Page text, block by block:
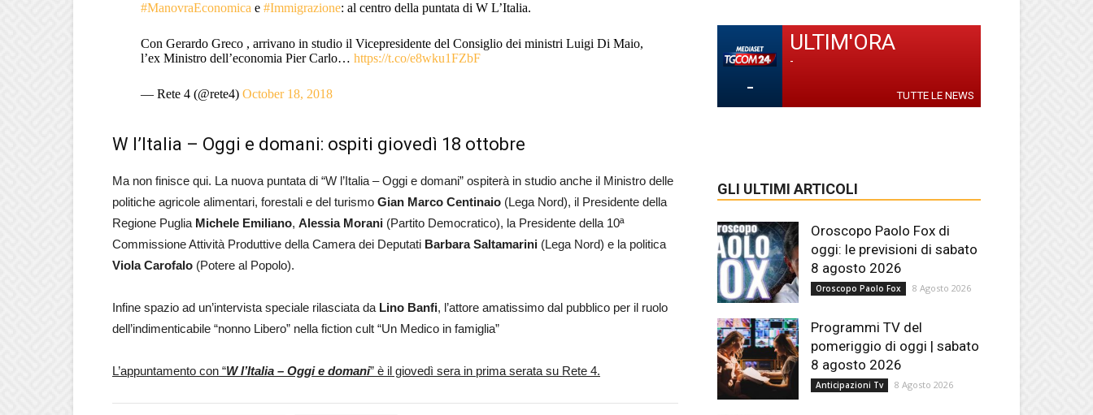
#ManovraEconomica e #Immigrazione: al centro della puntata di W L’Italia.
Con Gerardo Greco , arrivano in studio il Vicepresidente del Consiglio dei ministri Luigi Di Maio,
l’ex Ministro dell’economia Pier Carlo… https://t.co/e8wku1FZbF
— Rete 4 (@rete4) October 18, 2018
W l’Italia – Oggi e domani: ospiti giovedì 18 ottobre
Ma non finisce qui. La nuova puntata di “W l’Italia – Oggi e domani” ospiterà in studio anche il Ministro delle
politiche agricole alimentari, forestali e del turismo Gian Marco Centinaio (Lega Nord), il Presidente della
Regione Puglia Michele Emiliano, Alessia Morani (Partito Democratico), la Presidente della 10ª
Commissione Attività Produttive della Camera dei Deputati Barbara Saltamarini (Lega Nord) e la politica
Viola Carofalo (Potere al Popolo).
Infine spazio ad un’intervista speciale rilasciata da Lino Banfi, l’attore amatissimo dal pubblico per il ruolo
dell’indimenticabile “nonno Libero” nella fiction cult “Un Medico in famiglia”
L’appuntamento con “W l’Italia – Oggi e domani” è il giovedì sera in prima serata su Rete 4.
-
ULTIM'ORA
-
TUTTE LE NEWS
GLI ULTIMI ARTICOLI
Oroscopo Paolo Fox di
oggi: le previsioni di sabato
8 agosto 2026
Oroscopo Paolo Fox 8 Agosto 2026
Programmi TV del
pomeriggio di oggi | sabato
8 agosto 2026
Anticipazioni Tv 8 Agosto 2026